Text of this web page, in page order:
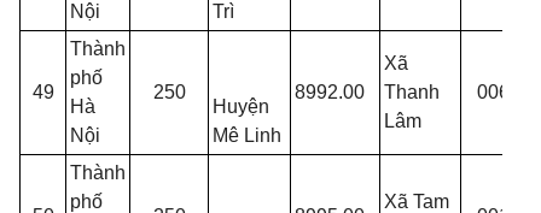
Nội
Trì
49
Thành
phố
Hà
Nội
250
Huyện
Mê Linh
8992.00
Xã
Thanh
Lâm
006
Thành
phố
Xã Tam